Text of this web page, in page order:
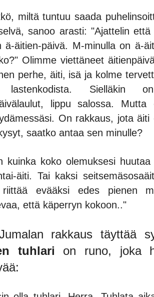
miltä tuntuu saada
sanoo arasti: "Ajattelin
ä-äitien-päivä. M-minulla on ä-
Olimme viettäneet
perhe, äiti, isä ja kolme
lastenkodista. Sielläkin
lippu salossa.
On rakkaus, jota
saatko antaa sen minulle?
kuinka koko olemuksesi
äiti. Tai kaksi
riittää evääksi edes pienen
että käperryn kokoon.."
rakkaus täyttää
tuhlari on runo, joka